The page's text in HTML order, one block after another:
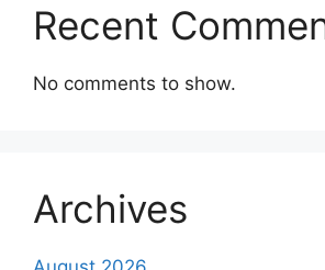
Recent
No comments to show.
Archives